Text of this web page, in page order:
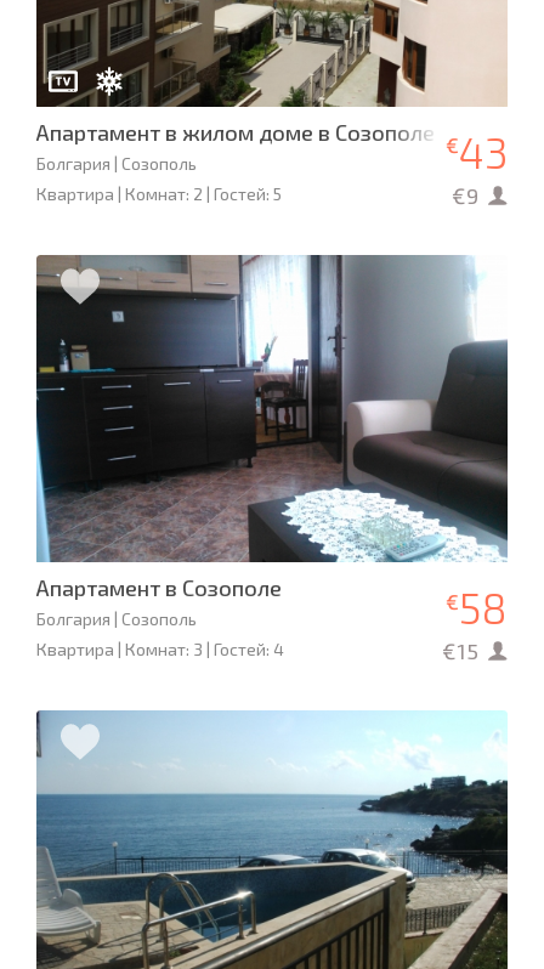
Апартамент в жилом доме в Созополе
Болгария | Созополь
Квартира | Комнат: 2 | Гостей: 5
€43
€9
Апартамент в Созополе
Болгария | Созополь
Квартира | Комнат: 3 | Гостей: 4
€58
€15